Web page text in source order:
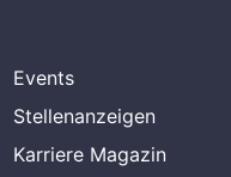
Events
Stellenanzeigen
Karriere Magazin